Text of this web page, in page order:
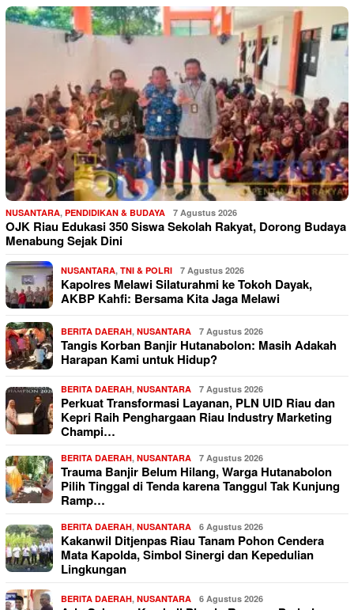
NUSANTARA, PENDIDIKAN & BUDAYA 7 Agustus 2026
OJK Riau Edukasi 350 Siswa Sekolah Rakyat, Dorong Budaya
Menabung Sejak Dini
NUSANTARA, TNI & POLRI 7 Agustus 2026
Kapolres Melawi Silaturahmi ke Tokoh Dayak,
AKBP Kahfi: Bersama Kita Jaga Melawi
BERITA DAERAH, NUSANTARA 7 Agustus 2026
Tangis Korban Banjir Hutanabolon: Masih Adakah
Harapan Kami untuk Hidup?
BERITA DAERAH, NUSANTARA 7 Agustus 2026
Perkuat Transformasi Layanan, PLN UID Riau dan
Kepri Raih Penghargaan Riau Industry Marketing
Champi…
BERITA DAERAH, NUSANTARA 7 Agustus 2026
Trauma Banjir Belum Hilang, Warga Hutanabolon
Pilih Tinggal di Tenda karena Tanggul Tak Kunjung
Ramp…
BERITA DAERAH, NUSANTARA 6 Agustus 2026
Kakanwil Ditjenpas Riau Tanam Pohon Cendera
Mata Kapolda, Simbol Sinergi dan Kepedulian
Lingkungan
BERITA DAERAH, NUSANTARA 6 Agustus 2026